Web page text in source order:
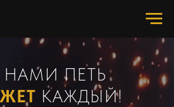
НАМИ ПЕТЬ
КАЖДЫЙ!